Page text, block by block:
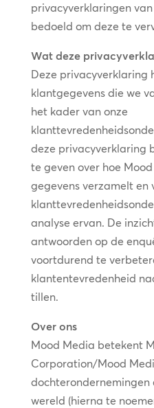
privacyverklaringen
bedoeld om deze te
Wat deze
Deze privacyverklaring
klantgegevens die we
het kader van onze
deze privacyverklaring
te geven over hoe
gegevens verzamelt en
analyse ervan. De
antwoorden op de
voortdurend te
klantentevredenheid
tillen.
Over ons
Mood Media betekent
Corporation/Mood
dochterondernemingen
wereld (hierna te